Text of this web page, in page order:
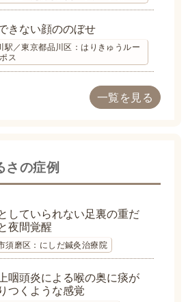
きない顔ののぼせ
駅／東京都品川区：はりきゅうルー
ス
一覧を見る
さの症例
していられない足裏の重だ
夜間覚醒
須磨区：にしだ鍼灸治療院
咽頭炎による喉の奥に痰が
つくような感覚